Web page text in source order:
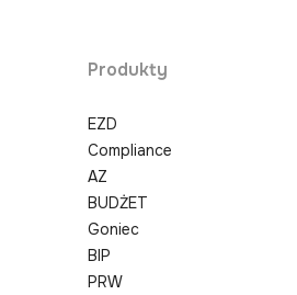
Produkty
EZD
Compliance
AZ
BUDŻET
Goniec
BIP
PRW